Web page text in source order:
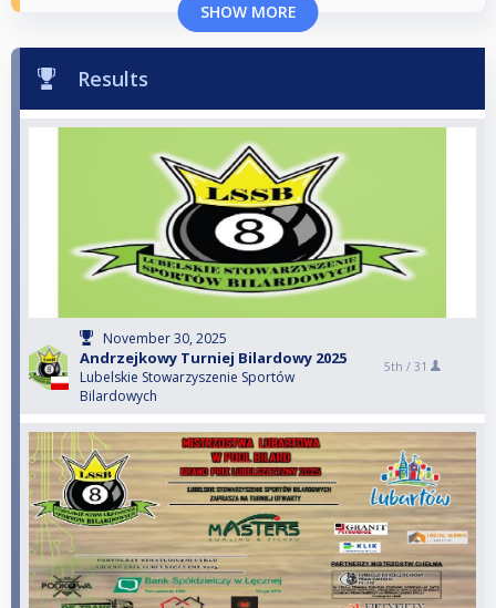
SHOW MORE
Results
November 30, 2025
Andrzejkowy Turniej Bilardowy 2025
Lubelskie Stowarzyszenie Sportów
Bilardowych
5th / 31